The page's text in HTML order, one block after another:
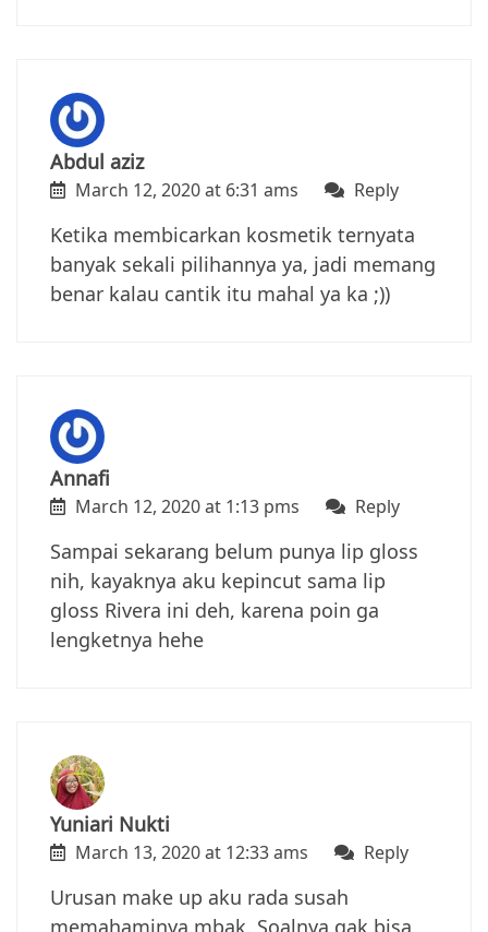
Abdul aziz
March 12, 2020 at 6:31 ams Reply
Ketika membicarkan kosmetik ternyata
banyak sekali pilihannya ya, jadi memang
benar kalau cantik itu mahal ya ka ;))
Annafi
March 12, 2020 at 1:13 pms Reply
Sampai sekarang belum punya lip gloss
nih, kayaknya aku kepincut sama lip
gloss Rivera ini deh, karena poin ga
lengketnya hehe
Yuniari Nukti
March 13, 2020 at 12:33 ams Reply
Urusan make up aku rada susah
memahaminya mbak. Soalnya gak bisa